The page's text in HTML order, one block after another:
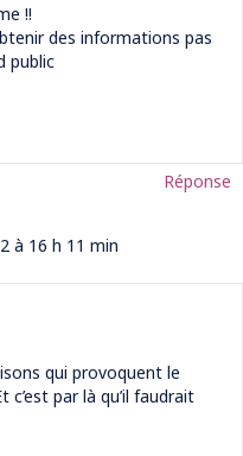
!!
des informations pas
public
Réponse
à 16 h 11 min
qui provoquent le
c’est par là qu’il faudrait